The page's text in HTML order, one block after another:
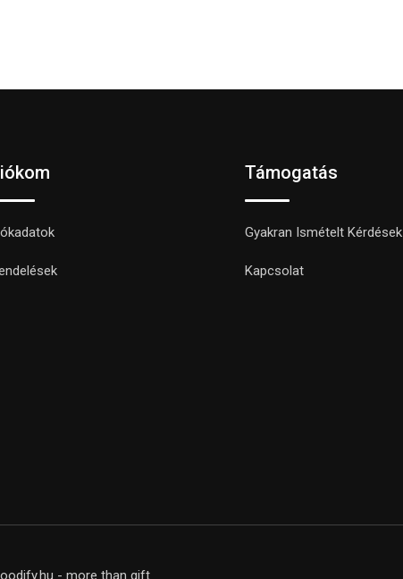
Támogatás
Gyakran Ismételt Kérdések
Kapcsolat
- more than gift